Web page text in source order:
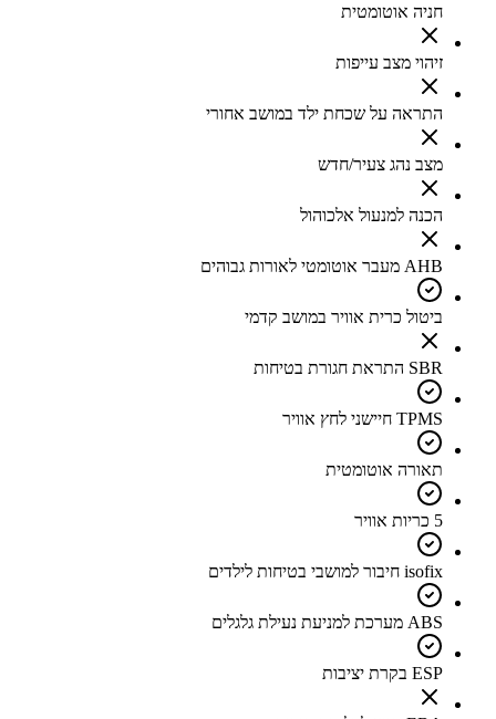
חניה אוטומטית
זיהוי מצב עייפות
התראה על שכחת ילד במושב אחורי
מצב נהג צעיר/חדש
הכנה למנעול אלכוהול
AHB מעבר אוטומטי לאורות גבוהים
ביטול כרית אוויר במושב קדמי
SBR התראת חגורת בטיחות
TPMS חיישני לחץ אוויר
תאורה אוטומטית
5 כריות אוויר
isofix חיבור למושבי בטיחות לילדים
ABS מערכת למניעת נעילת גלגלים
ESP בקרת יציבות